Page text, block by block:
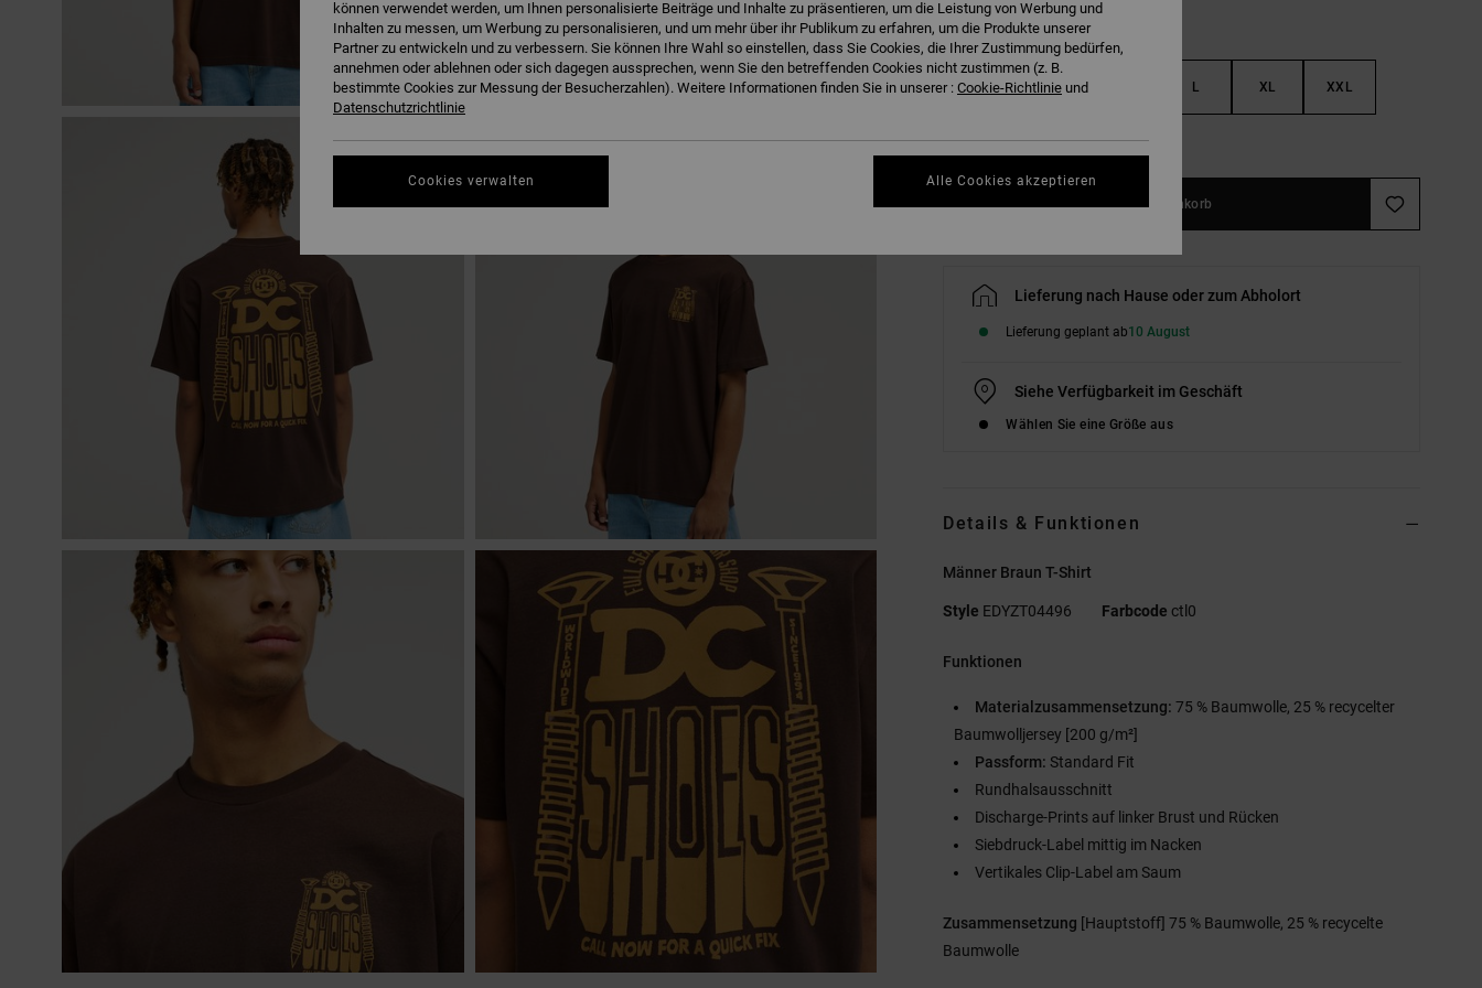
XS S L XL XXL
Größentabelle ansehen
In den Warenkorb
Lieferung nach Hause oder zum Abholort
Lieferung geplant ab10 August
Siehe Verfügbarkeit im Geschäft
Wählen Sie eine Größe aus
Details & Funktionen
Männer Braun T-Shirt
Style EDYZT04496 Farbcode ctl0
Funktionen
Materialzusammensetzung: 75 % Baumwolle, 25 % recycelter
Baumwolljersey [200 g/m²]
Passform: Standard Fit
Rundhalsausschnitt
Discharge-Prints auf linker Brust und Rücken
Siebdruck-Label mittig im Nacken
Vertikales Clip-Label am Saum
Zusammensetzung [Hauptstoff] 75 % Baumwolle, 25 % recycelte
Baumwolle
können verwendet werden, um Ihnen personalisierte Beiträge und Inhalte zu präsentieren, um die Leistung von Werbung und
Inhalten zu messen, um Werbung zu personalisieren, und um mehr über ihr Publikum zu erfahren, um die Produkte unserer
Partner zu entwickeln und zu verbessern. Sie können Ihre Wahl so einstellen, dass Sie Cookies, die Ihrer Zustimmung bedürfen,
annehmen oder ablehnen oder sich dagegen aussprechen, wenn Sie den betreffenden Cookies nicht zustimmen (z. B.
bestimmte Cookies zur Messung der Besucherzahlen). Weitere Informationen finden Sie in unserer : Cookie-Richtlinie und
Datenschutzrichtlinie
Cookies verwalten Alle Cookies akzeptieren